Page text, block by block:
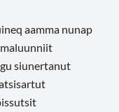
aamma nunap
siunertanut